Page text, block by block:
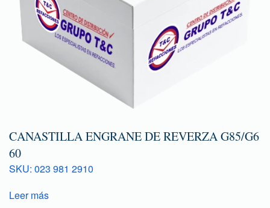
CANASTILLA ENGRANE DE REVERZA G85/G6
60
SKU: 023 981 2910
Leer más